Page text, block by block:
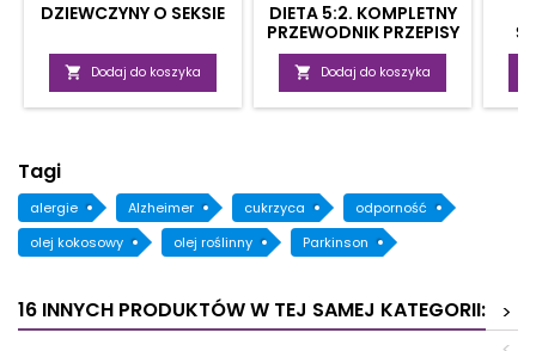
DZIEWCZYNY O SEKSIE
 Dodaj do koszyka
DIETA 5:2. KOMPLETNY
PRZEWODNIK PRZEPISY
KULINARNE,
OBIEKTYWNE OPINIE
 Dodaj do koszyka
Tagi
alergie Alzheimer cukrzyca
odporność
olej kokosowy
olej roślinny Parkinson
16 INNYCH PRODUKTÓW W TEJ SAMEJ KATEGORII:
>